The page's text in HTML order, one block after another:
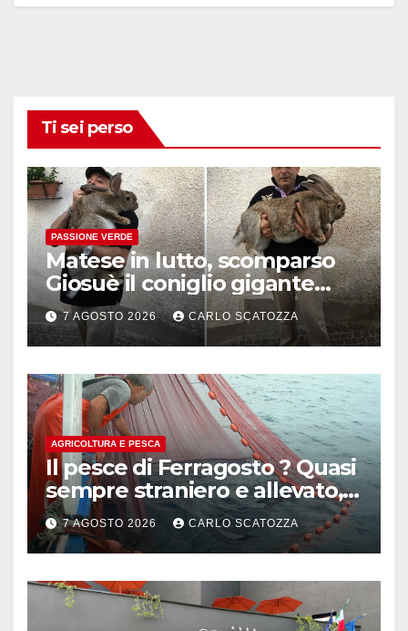
Ti sei perso
PASSIONE VERDE
Matese in lutto, scomparso
Giosuè il coniglio gigante
pluripremiato
7 AGOSTO 2026 CARLO SCATOZZA
AGRICOLTURA E PESCA
Il pesce di Ferragosto ? Quasi
sempre straniero e allevato,
in sofferenza
7 AGOSTO 2026 CARLO SCATOZZA